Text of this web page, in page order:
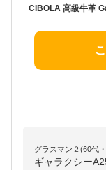
グラスマン２(60代
ギャラクシー